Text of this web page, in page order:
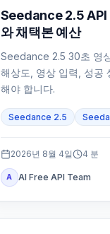
AI 비디오 생성
Seedance 2.5 API
와 채택본 예산
Seedance 2.5 30초 영
해상도, 영상 입력, 성공
해야 합니다.
Seedance 2.5
2026년 8월 4일 4 분
A AI Free API Team